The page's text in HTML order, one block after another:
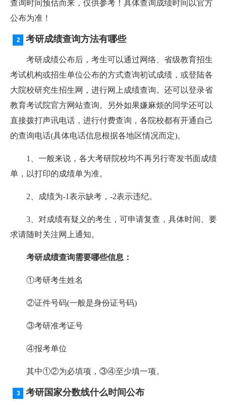
查询时间预估而来，仅供参考！具体查询成绩时间以官方
公布为准！
考研成绩查询方法有哪些
考研成绩公布后，考生可以通过网络、省级教育招生
考试机构或招生单位公布的方式查询初试成绩，或登陆各
大院校研究生招生网，进行网上成绩查询。还可以登录省
教育考试院官方网站查询。另外如果嫌麻烦的同学还可以
直接拨打声讯电话，进行付费查询，各院校都有开通自己
的查询电话(具体电话信息根据各地区情况而定)。
1、一般来说，各大考研院校均不再另行寄发书面成绩
单，以打印的成绩单为准。
2、成绩为-1表示缺考，-2表示违纪。
3、对成绩有疑义的考生，可申请复查，具体时间、要
求请随时关注网上通知。
考研成绩查询需要哪些信息：
①考研考生姓名
②证件号码(一般是身份证号码)
③考研准考证号
④报考单位
其中①②为必填项，③④至少填一项。
考研国家分数线什么时间公布